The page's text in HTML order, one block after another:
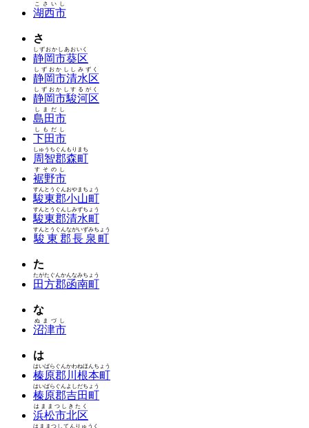
湖西市
こさいし
さ
静岡市葵区
しずおかしあおいく
静岡市清水区
しずおかししみずく
静岡市駿河区
しずおかしするがく
島田市
しまだし
下田市
しもだし
周智郡森町
しゅうちぐんもりまち
裾野市
すそのし
駿東郡小山町
すんとうぐんおやまちょう
駿東郡清水町
すんとうぐんしみずちょう
駿東郡長泉町
すんとうぐんながいずみちょう
た
田方郡函南町
たがたぐんかんなみちょう
な
沼津市
ぬまづし
は
榛原郡川根本町
はいばらぐんかわねほんちょう
榛原郡吉田町
はいばらぐんよしだちょう
浜松市北区
はままつしきたく
はままつしてんりゅうく